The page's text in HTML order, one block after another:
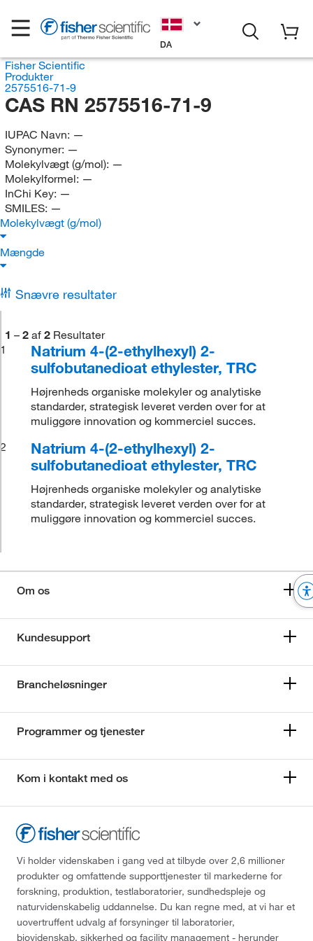
DA
Fisher Scientific
Produkter
2575516-71-9
CAS RN 2575516-71-9
IUPAC Navn: —
Synonymer: —
Molekylvægt (g/mol): —
Molekylformel: —
InChi Key: —
SMILES: —
Molekylvægt (g/mol)
Mængde
Snævre resultater
1 – 2 af 2 Resultater
1
Natrium 4-(2-ethylhexyl) 2-
sulfobutanedioat ethylester, TRC
Højrenheds organiske molekyler og analytiske
standarder, strategisk leveret verden over for at
muliggøre innovation og kommerciel succes.
2
Natrium 4-(2-ethylhexyl) 2-
sulfobutanedioat ethylester, TRC
Højrenheds organiske molekyler og analytiske
standarder, strategisk leveret verden over for at
muliggøre innovation og kommerciel succes.
Om os
Kundesupport
Brancheløsninger
Programmer og tjenester
Kom i kontakt med os
Vi holder videnskaben i gang ved at tilbyde over 2,6 millioner
produkter og omfattende supporttjenester til markederne for
forskning, produktion, testlaboratorier, sundhedspleje og
naturvidenskabelig uddannelse. Du kan regne med, at vi har et
uovertruffent udvalg af forsyninger til laboratorier,
biovidenskab, sikkerhed og facility management - herunder